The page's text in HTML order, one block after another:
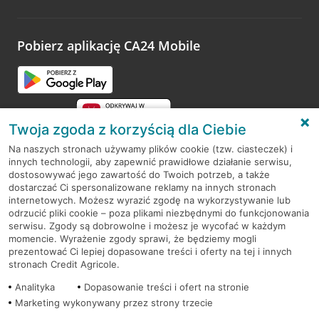
opinie.
Pobierz aplikację CA24 Mobile
RODO
Regulamin serwisu
Mapa serwisu
PolitykaCookies
Twoja zgoda z korzyścią dla Ciebie
Na naszych stronach używamy plików cookie (tzw. ciasteczek) i
innych technologii, aby zapewnić prawidłowe działanie serwisu,
dostosowywać jego zawartość do Twoich potrzeb, a także
dostarczać Ci spersonalizowane reklamy na innych stronach
internetowych. Możesz wyrazić zgodę na wykorzystywanie lub
odrzucić pliki cookie – poza plikami niezbędnymi do funkcjonowania
serwisu. Zgody są dobrowolne i możesz je wycofać w każdym
momencie. Wyrażenie zgody sprawi, że będziemy mogli
prezentować Ci lepiej dopasowane treści i oferty na tej i innych
stronach Credit Agricole.
Analityka
Dopasowanie treści i ofert na stronie
Marketing wykonywany przez strony trzecie